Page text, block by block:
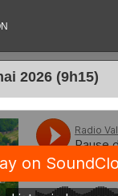
2026 (9h15)